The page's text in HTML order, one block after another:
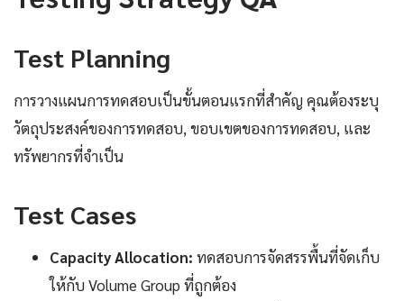
Test Planning
การวางแผนการทดสอบเป็นขั้นตอนแรกที่สำคัญ คุณต้องระบุ
วัตถุประสงค์ของการทดสอบ, ขอบเขตของการทดสอบ, และ
ทรัพยากรที่จำเป็น
Test Cases
Capacity Allocation: ทดสอบการจัดสรรพื้นที่จัดเก็บ
ให้กับ Volume Group ที่ถูกต้อง